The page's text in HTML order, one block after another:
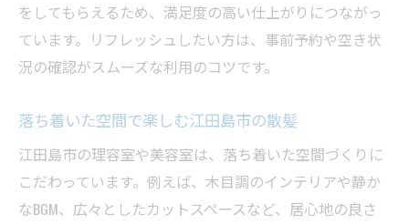
をしてもらえるため、満足度の高い仕上がりにつながっ
ています。リフレッシュしたい方は、事前予約や空き状
況の確認がスムーズな利用のコツです。
落ち着いた空間で楽しむ江田島市の散髪
江田島市の理容室や美容室は、落ち着いた空間づくりに
こだわっています。例えば、木目調のインテリアや静か
なBGM、広々としたカットスペースなど、居心地の良さ